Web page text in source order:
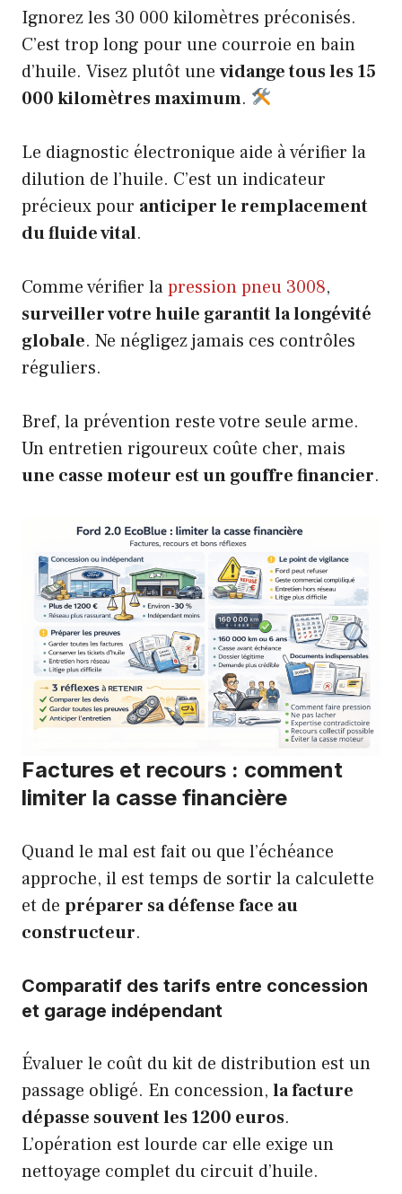
Ignorez les 30 000 kilomètres préconisés.
C’est trop long pour une courroie en bain
d’huile. Visez plutôt une vidange tous les 15
000 kilomètres maximum.
Le diagnostic électronique aide à vérifier la
dilution de l’huile. C’est un indicateur
précieux pour anticiper le remplacement
du fluide vital.
Comme vérifier lapression pneu 3008,
surveiller votre huile garantit la longévité
globale. Ne négligez jamais ces contrôles
réguliers.
Bref, la prévention reste votre seule arme.
Un entretien rigoureux coûte cher, mais
une casse moteur est un gouffre financier.
Factures et recours : comment
limiter la casse financière
Quand le mal est fait ou que l’échéance
approche, il est temps de sortir la calculette
et de préparer sa défense face au
constructeur.
Comparatif des tarifs entre concession
et garage indépendant
Évaluer le coût du kit de distribution est un
passage obligé. En concession, la facture
dépasse souvent les 1200 euros.
L’opération est lourde car elle exige un
nettoyage complet du circuit d’huile.